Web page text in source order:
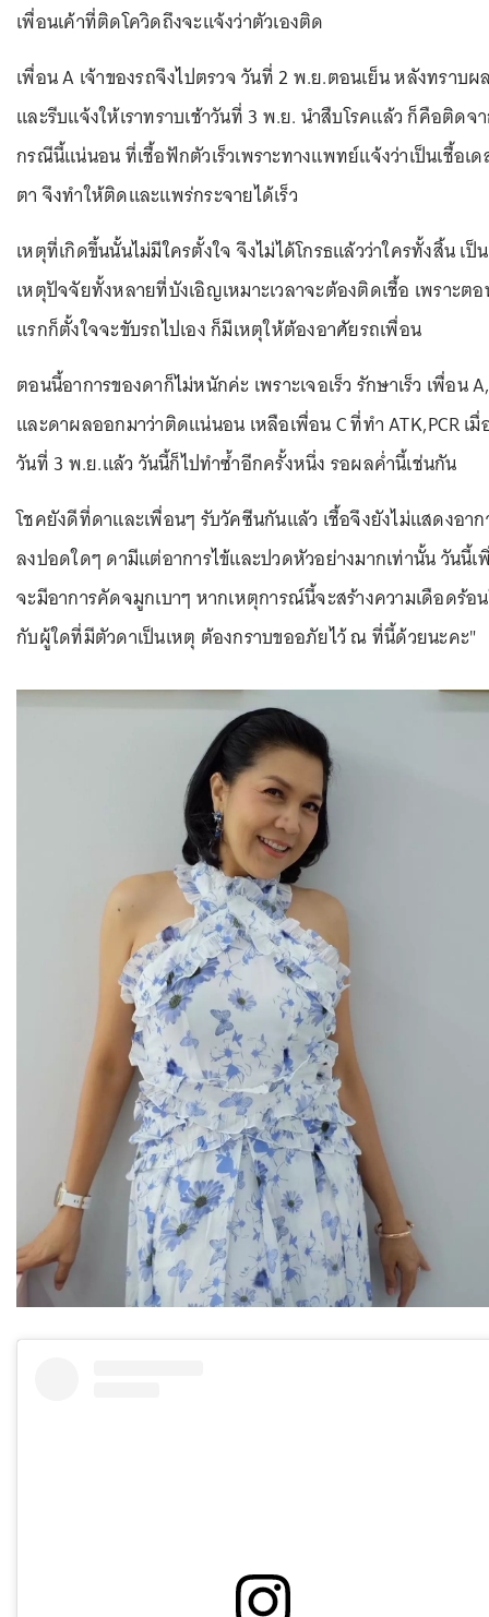
เพื่อนเค้าที่ติดโควิดถึงจะแจ้งว่าตัวเองติด
เพื่อน A เจ้าของรถจึงไปตรวจ วันที่ 2 พ.ย.ตอนเย็น หลังทราบผ
และรีบแจ้งให้เราทราบเช้าวันที่ 3 พ.ย. นำสืบโรคแล้ว ก็คือติดจ
กรณีนี้แน่นอน ที่เชื้อฟักตัวเร็วเพราะทางแพทย์แจ้งว่าเป็นเชื้อเ
ตา จึงทำให้ติดและแพร่กระจายได้เร็ว
เหตุที่เกิดขึ้นนั้นไม่มีใครตั้งใจ จึงไม่ได้โกรธแล้วว่าใครทั้งสิ้น เป็น
เหตุปัจจัยทั้งหลายที่บังเอิญเหมาะเวลาจะต้องติดเชื้อ เพราะต
แรกก็ตั้งใจจะขับรถไปเอง ก็มีเหตุให้ต้องอาศัยรถเพื่อน
ตอนนี้อาการของดาก็ไม่หนักค่ะ เพราะเจอเร็ว รักษาเร็ว เพื่อน
และดาผลออกมาว่าติดแน่นอน เหลือเพื่อน C ที่ทำ ATK,PCR เมื่
วันที่ 3 พ.ย.แล้ว วันนี้ก็ไปทำซ้ำอีกครั้งหนึ่ง รอผลค่ำนี้เช่นกัน
โชคยังดีที่ดาและเพื่อนๆ รับวัคซีนกันแล้ว เชื้อจึงยังไม่แสดงอาก
ลงปอดใดๆ ดามีแต่อาการไข้และปวดหัวอย่างมากเท่านั้น วันนี้เ
จะมีอาการคัดจมูกเบาๆ หากเหตุการณ์นี้จะสร้างความเดือดร้อ
กับผู้ใดที่มีตัวดาเป็นเหตุ ต้องกราบขออภัยไว้ ณ ที่นี้ด้วยนะคะ"